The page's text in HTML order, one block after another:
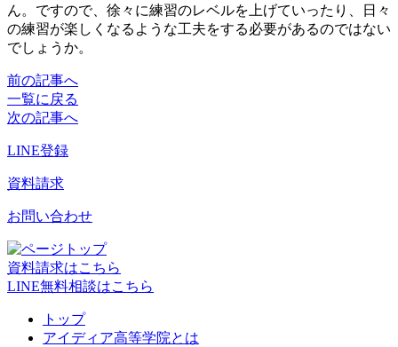
ん。ですので、徐々に練習のレベルを上げていったり、日々
の練習が楽しくなるような工夫をする必要があるのではない
でしょうか。
前の記事へ
一覧に戻る
次の記事へ
LINE登録
資料請求
お問い合わせ
資料請求はこちら
LINE無料相談はこちら
トップ
アイディア高等学院とは